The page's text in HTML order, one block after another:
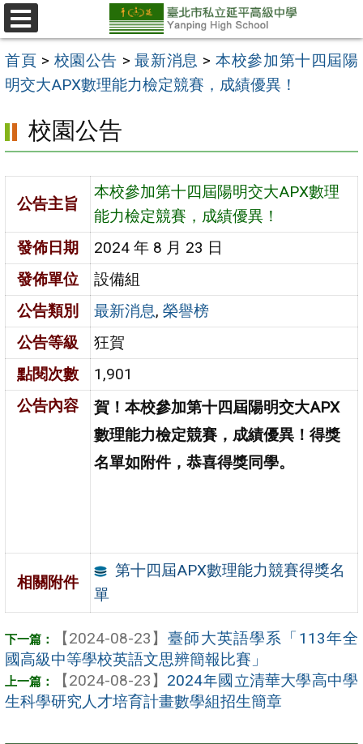
跳
至
主
要
區
選
單
首頁 > 校園公告 >最新消息 > 本校參加第十四屆陽
明交大APX數理能力檢定競賽，成績優異！
校園公告
公告主旨
本校參加第十四屆陽明交大APX數理
能力檢定競賽，成績優異！
發佈日期
2024 年 8 月 23 日
發佈單位
設備組
公告類別
最新消息,榮譽榜
公告等級
狂賀
點閱次數
1,901
公告內容
賀！本校參加第十四屆陽明交大APX
數理能力檢定競賽，成績優異！得獎
名單如附件，恭喜得獎同學。
相關附件
第十四屆APX數理能力競賽得獎名
單
【2024-08-23】 臺師大英語學系「113年全
國高級中等學校英語文思辨簡報比賽」
【2024-08-23】 2024年國立清華大學高中學
生科學研究人才培育計畫數學組招生簡章